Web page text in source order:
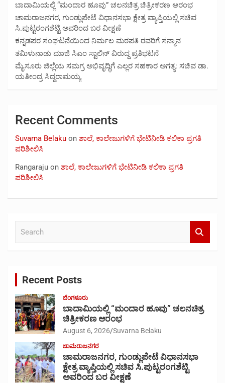
ಬಾದಾಮಿಯಲ್ಲಿ “ಮಂದಾರ ಹೂವು” ಚಲನಚಿತ್ರ ಚಿತ್ರೀಕರಣ ಆರಂಭ
ಚಾಮರಾಜನಗರ, ಗುಂಡ್ಲುಪೇಟೆ ವಿಧಾನಸಭಾ ಕ್ಷೇತ್ರ ವ್ಯಾಪ್ತಿಯಲ್ಲಿ ಸಚಿವ
ಸಿ.ಪುಟ್ಟರಂಗಶೆಟ್ಟಿ ಅವರಿಂದ ಬರ ವೀಕ್ಷಣೆ
ಕನ್ನಡಪರ ಸಂಘಟನೆಯಿಂದ ನಿರ್ಮಲ ಮಠಪತಿ ರವರಿಗೆ ಸನ್ಮಾನ
ತಮಿಳುನಾಡು ಮಾಜಿ ಸಿಎಂ ಸ್ಟಾಲಿನ್ ವಿರುದ್ದ ಪ್ರತಿಭಟನೆ
ಮೈಸೂರು ಜಿಲ್ಲೆಯ ಸಮಗ್ರ ಅಭಿವೃದ್ಧಿಗೆ ಎಲ್ಲರ ಸಹಕಾರ ಅಗತ್ಯ: ಸಚಿವ ಡಾ.
ಯತೀಂದ್ರ ಸಿದ್ದರಾಮಯ್ಯ
Recent Comments
Suvarna Belaku on ಶಾಲೆ, ಕಾಲೇಜುಗಳಿಗೆ ಭೇಟಿನೀಡಿ ಕಲಿಕಾ ಪ್ರಗತಿ
ಪರಿಶೀಲಿಸಿ
Rangaraju on ಶಾಲೆ, ಕಾಲೇಜುಗಳಿಗೆ ಭೇಟಿನೀಡಿ ಕಲಿಕಾ ಪ್ರಗತಿ
ಪರಿಶೀಲಿಸಿ
Recent Posts
ಬೆಂಗಳೂರು
ಬಾದಾಮಿಯಲ್ಲಿ “ಮಂದಾರ ಹೂವು” ಚಲನಚಿತ್ರ
ಚಿತ್ರೀಕರಣ ಆರಂಭ
August 6, 2026 Suvarna Belaku
ಚಾಮರಾಜನಗರ
ಚಾಮರಾಜನಗರ, ಗುಂಡ್ಲುಪೇಟೆ ವಿಧಾನಸಭಾ
ಕ್ಷೇತ್ರ ವ್ಯಾಪ್ತಿಯಲ್ಲಿ ಸಚಿವ ಸಿ.ಪುಟ್ಟರಂಗಶೆಟ್ಟಿ
ಅವರಿಂದ ಬರ ವೀಕ್ಷಣೆ